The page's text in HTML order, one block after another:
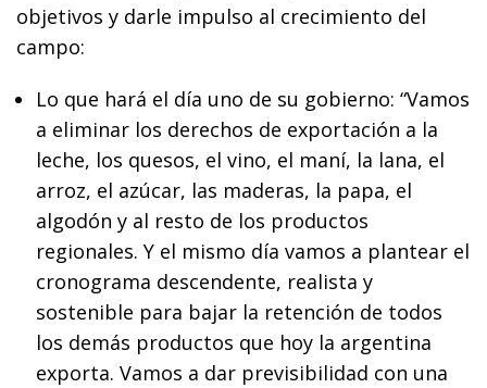
objetivos y darle impulso al crecimiento del
campo:
Lo que hará el día uno de su gobierno: “Vamos
a eliminar los derechos de exportación a la
leche, los quesos, el vino, el maní, la lana, el
arroz, el azúcar, las maderas, la papa, el
algodón y al resto de los productos
regionales. Y el mismo día vamos a plantear el
cronograma descendente, realista y
sostenible para bajar la retención de todos
los demás productos que hoy la argentina
exporta. Vamos a dar previsibilidad con una